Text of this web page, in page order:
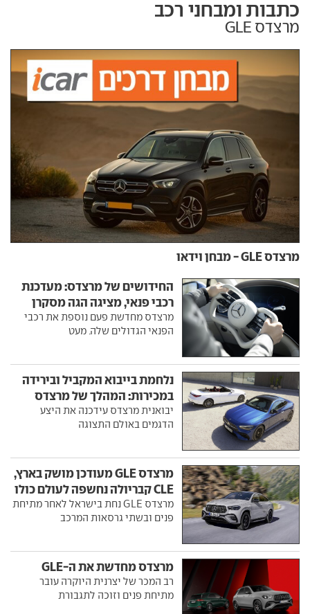
כתבות ומבחני רכב
מרצדס GLE
מרצדס GLE - מבחן וידאו
החידושים של מרצדס: מעדכנת
רכבי פנאי, מציגה הגה מסקרן
מרצדס מחדשת פעם נוספת את רכבי
הפנאי הגדולים שלה. מעט
נלחמת בייבוא המקביל ובירידה
במכירות: המהלך של מרצדס
יבואנית מרצדס עידכנה את היצע
הדגמים באולם התצוגה
מרצדס GLE מעודכן מושק בארץ,
CLE קבריולה נחשפה לעולם כולו
מרצדס GLE נחת בישראל לאחר מתיחת
פנים ובשתי גרסאות המרכב
מרצדס מחדשת את ה-GLE
רב המכר של יצרנית היוקרה עובר
מתיחת פנים וזוכה לתגבורת